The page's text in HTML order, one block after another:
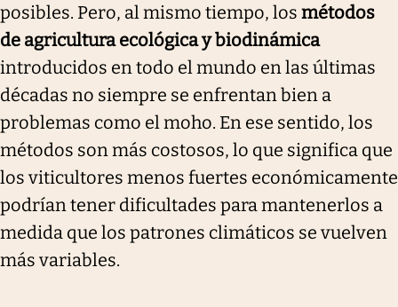
posibles. Pero, al mismo tiempo, los métodos
de agricultura ecológica y biodinámica
introducidos en todo el mundo en las últimas
décadas no siempre se enfrentan bien a
problemas como el moho. En ese sentido, los
métodos son más costosos, lo que significa que
los viticultores menos fuertes económicamente
podrían tener dificultades para mantenerlos a
medida que los patrones climáticos se vuelven
más variables.